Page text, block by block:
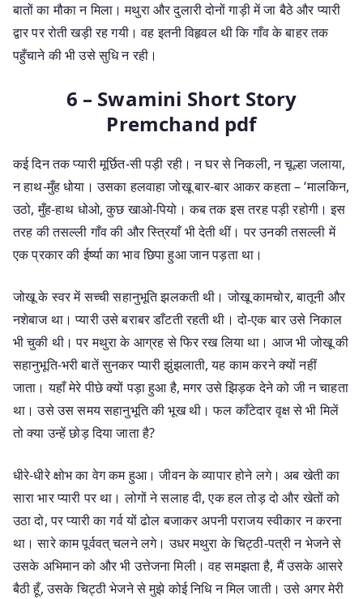
बातों का मौका न मिला। मथुरा और दुलारी दोनों गाड़ी में जा बैठे और प्यारी
द्वार पर रोती खड़ी रह गयी। वह इतनी विहृवल थी कि गाँव के बाहर तक
पहुँचाने की भी उसे सुधि न रही।
6 – Swamini Short Story
Premchand pdf
कई दिन तक प्यारी मूर्छित-सी पड़ी रही। न घर से निकली, न चूल्हा जलाया,
न हाथ-मुँह धोया। उसका हलवाहा जोखू बार-बार आकर कहता – ‘मालकिन,
उठो, मुँह-हाथ धोओ, कुछ खाओ-पियो। कब तक इस तरह पड़ी रहोगी। इस
तरह की तसल्ली गाँव की और स्त्रियाँ भी देती थीं। पर उनकी तसल्ली में
एक प्रकार की ईर्ष्या का भाव छिपा हुआ जान पड़ता था।
जोखू के स्वर में सच्ची सहानुभूति झलकती थी। जोखू कामचोर, बातूनी और
नशेबाज था। प्यारी उसे बराबर डाँटती रहती थी। दो-एक बार उसे निकाल
भी चुकी थी। पर मथुरा के आग्रह से फिर रख लिया था। आज भी जोखू की
सहानुभूति-भरी बातें सुनकर प्यारी झुंझलाती, यह काम करने क्यों नहीं
जाता। यहाँ मेरे पीछे क्यों पड़ा हुआ है, मगर उसे झिड़क देने को जी न चाहता
था। उसे उस समय सहानुभूति की भूख थी। फल काँटेदार वृक्ष से भी मिलें
तो क्या उन्हें छोड़ दिया जाता है?
धीरे-धीरे क्षोभ का वेग कम हुआ। जीवन के व्यापार होने लगे। अब खेती का
सारा भार प्यारी पर था। लोगों ने सलाह दी, एक हल तोड़ दो और खेतों को
उठा दो, पर प्यारी का गर्व यों ढोल बजाकर अपनी पराजय स्वीकार न करना
था। सारे काम पूर्ववत् चलने लगे। उधर मथुरा के चिट्ठी-पत्री न भेजने से
उसके अभिमान को और भी उत्तेजना मिली। वह समझता है, मैं उसके आसरे
बैठी हूँ, उसके चिट्ठी भेजने से मुझे कोई निधि न मिल जाती। उसे अगर मेरी